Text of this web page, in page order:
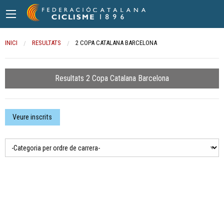
INICI RESULTATS CURRENT:
2 COPA CATALANA BARCELONA
Resultats 2 Copa Catalana Barcelona
Veure inscrits